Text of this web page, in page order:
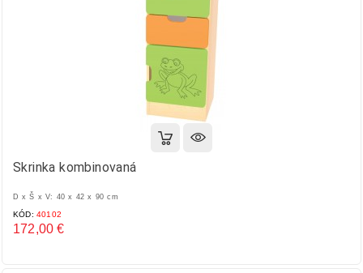
Skrinka kombinovaná
D x Š x V: 40 x 42 x 90 cm
KÓD: 40102
172,00 €